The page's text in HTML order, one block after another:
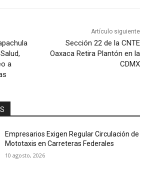
a
Artículo siguiente
Sección 22 de la CNTE
Oaxaca Retira Plantón en la
CDMX
Empresarios Exigen Regular Circulación de
Mototaxis en Carreteras Federales
10 agosto, 2026